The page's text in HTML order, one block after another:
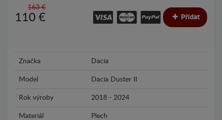
163 €
110 € Přídat
Značka Dacia
Model Dacia Duster II
Rok výroby 2018 - 2024
Materiál Plech